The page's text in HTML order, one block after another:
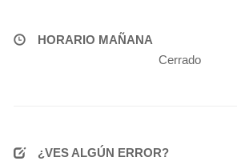
HORARIO MAÑANA
Cerrado
¿VES ALGÚN ERROR?